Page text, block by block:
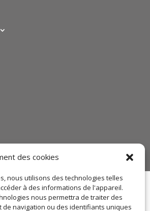
des cookies
nous utilisons des technologies telles
à des informations de l'appareil.
nous permettra de traiter des
navigation ou des identifiants uniques